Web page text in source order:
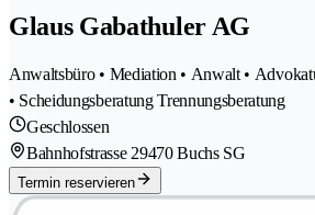
Glaus Gabathuler AG
Anwaltsbüro • Mediation • Anwalt •
• Scheidungsberatung Trennungsberatung
Geschlossen
Bahnhofstrasse 29470 Buchs SG
Termin reservieren